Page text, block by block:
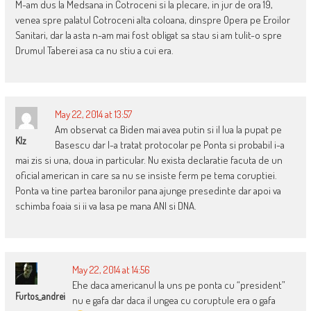
M-am dus la Medsana in Cotroceni si la plecare, in jur de ora 19,
venea spre palatul Cotroceni alta coloana, dinspre Opera pe Eroilor
Sanitari, dar la asta n-am mai fost obligat sa stau si am tulit-o spre
Drumul Taberei asa ca nu stiu a cui era.
Klz
May 22, 2014 at 13:57
Am observat ca Biden mai avea putin si il lua la pupat pe
Basescu dar l-a tratat protocolar pe Ponta si probabil i-a
mai zis si una, doua in particular. Nu exista declaratie facuta de un
oficial american in care sa nu se insiste ferm pe tema coruptiei.
Ponta va tine partea baronilor pana ajunge presedinte dar apoi va
schimba foaia si ii va lasa pe mana ANI si DNA.
Furtos_andrei
May 22, 2014 at 14:56
Ehe daca americanul la uns pe ponta cu “president”
nu e gafa dar daca il ungea cu coruptule era o gafa